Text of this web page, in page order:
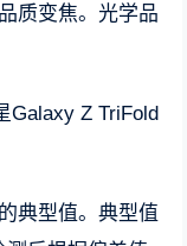
质变焦。光学品
Galaxy Z TriFold
典型值。典型值